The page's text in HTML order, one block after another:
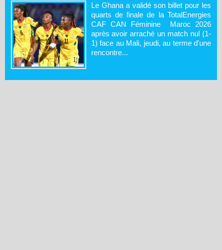
Le Ghana a validé son billet pour les
quarts de finale de la TotalEnergies
CAF CAN Féminine Maroc 2026
après avoir arraché un match nul (1-
1) face au Mali, jeudi, au terme d'une
rencontre...